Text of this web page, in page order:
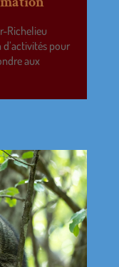
Richelieu
pour
aux